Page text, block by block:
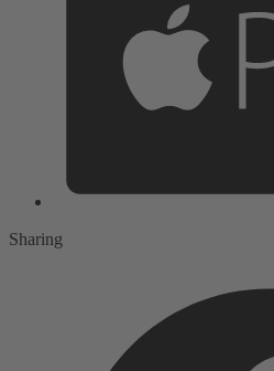
Sharing